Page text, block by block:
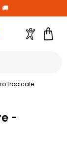
🚚
Account
tropicale
-